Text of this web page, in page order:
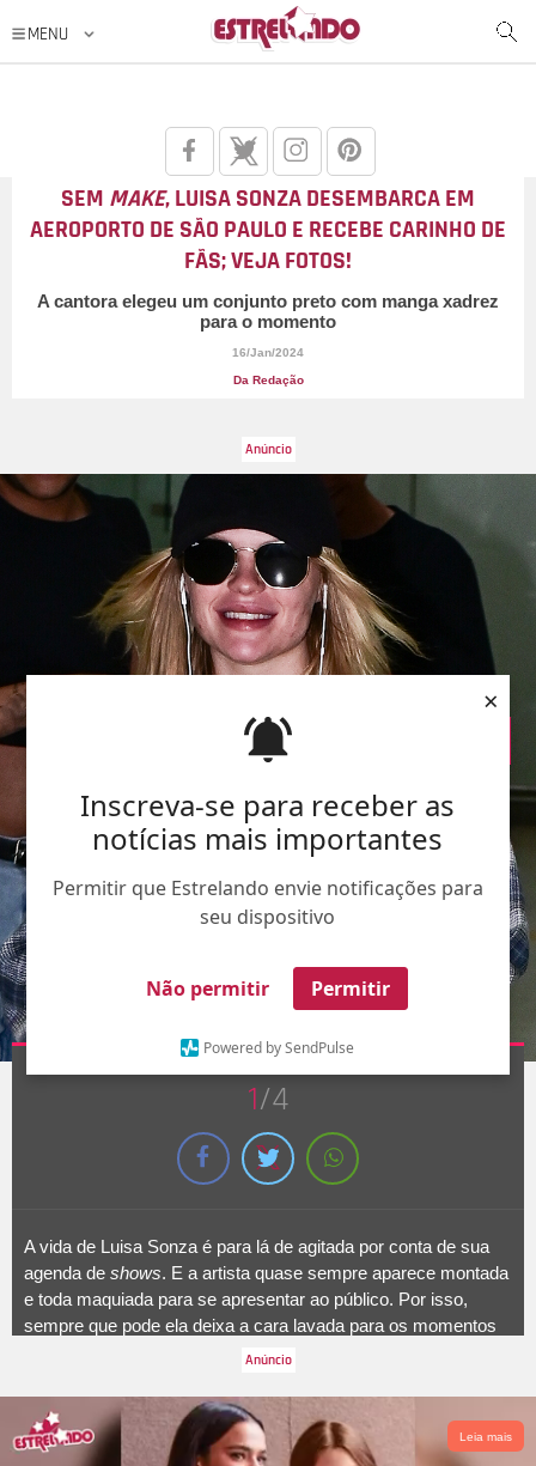
Inscreva-se para receber as
notícias mais importantes
Permitir que Estrelando envie notificações para
seu dispositivo
Não permitir Permitir
Powered by SendPulse
×
SEM MAKE, LUISA SONZA DESEMBARCA EM
AEROPORTO DE SÃO PAULO E RECEBE CARINHO DE
FÃS; VEJA FOTOS!
A cantora elegeu um conjunto preto com manga xadrez
para o momento
16/Jan/2024
Da Redação
AgNews
1/4
A vida de Luisa Sonza é para lá de agitada por conta de sua
agenda de shows. E a artista quase sempre aparece montada
e toda maquiada para se apresentar ao público. Por isso,
sempre que pode ela deixa a cara lavada para os momentos
do dia a dia, como aconteceu na última segunda-feira, dia 15,
Leia mais